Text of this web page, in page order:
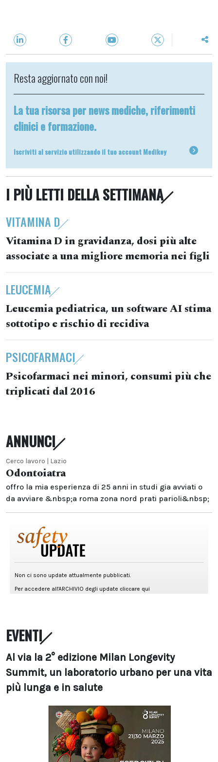
Resta aggiornato con noi!
La tua risorsa per news mediche, riferimenti
clinici e formazione.
Iscriviti al servizio utilizzando il tuo account Medikey
I PIÙ LETTI DELLA SETTIMANA
VITAMINA D
Vitamina D in gravidanza, dosi più alte
associate a una migliore memoria nei figli
LEUCEMIA
Leucemia pediatrica, un software AI stima
sottotipo e rischio di recidiva
PSICOFARMACI
Psicofarmaci nei minori, consumi più che
triplicati dal 2016
ANNUNCI
Cerco lavoro | Lazio
Odontoiatra
offro la mia esperienza di 25 anni in studi gia avviati o
da avviare &nbsp;a roma zona nord prati parioli&nbsp;
EVENTI
Al via la 2° edizione Milan Longevity
Summit, un laboratorio urbano per una vita
più lunga e in salute